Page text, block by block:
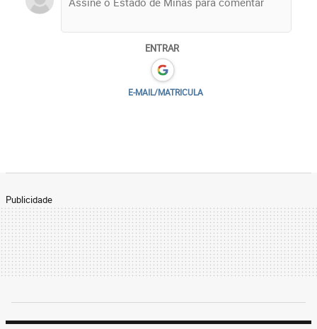
ENTRAR
E-MAIL/MATRICULA
Publicidade